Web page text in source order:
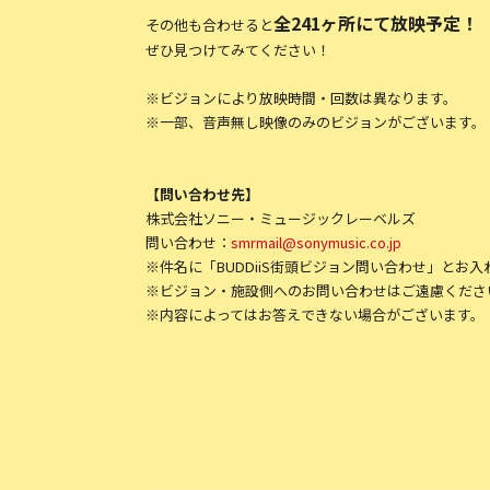
その他も合わせると全241ヶ所にて放映予定！
ぜひ見つけてみてください！
※ビジョンにより放映時間・回数は異なります。
※一部、音声無し映像のみのビジョンがございます。
【問い合わせ先】
株式会社ソニー・ミュージックレーベルズ
問い合わせ： smrmail@sonymusic.co.jp
※件名に「BUDDiiS街頭ビジョン問い合わせ」とお入
※ビジョン・施設側へのお問い合わせはご遠慮くださ
※内容によってはお答えできない場合がございます。